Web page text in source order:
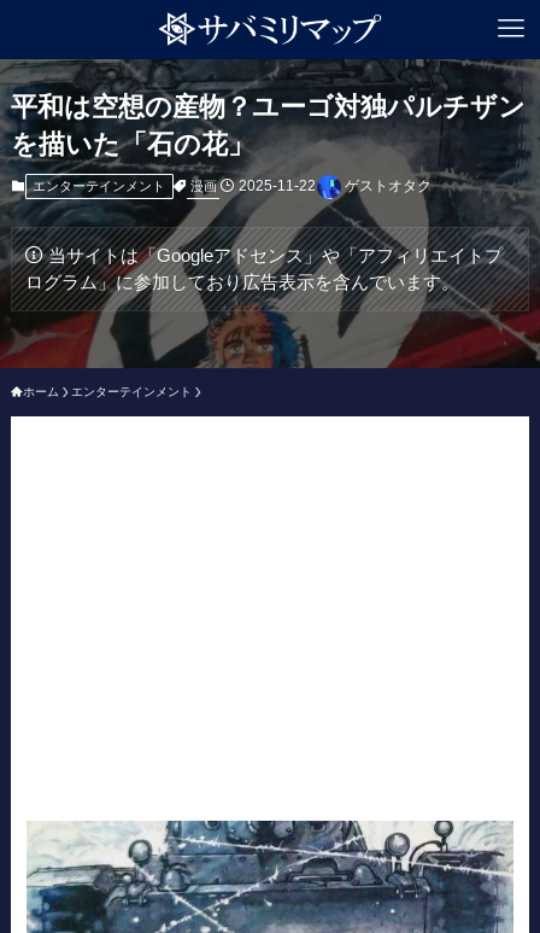
平和は空想の産物？ユーゴ対独パルチザン
を描いた「石の花」
エンターテインメント 漫画 2025-11-22 ゲストオタク
当サイトは「Googleアドセンス」や「アフィリエイトプ
ログラム」に参加しており広告表示を含んでいます。
ホーム エンターテインメント